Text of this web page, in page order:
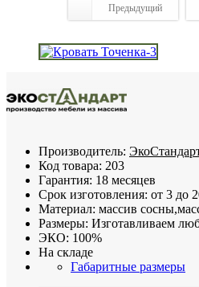
Предыдущий
Производитель:
Код товара: 203
Гарантия: 18 месяцев
Срок изготовления: от 3 до
Материал: массив
Размеры: Изготавливаем
ЭКО: 100%
На складе
Габаритные размеры